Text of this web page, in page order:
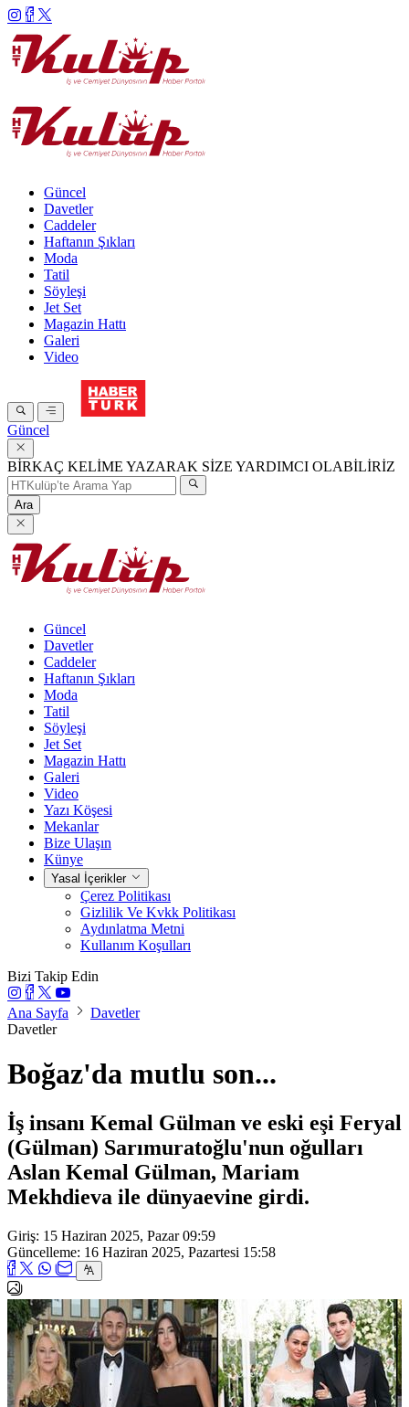
Güncel
Davetler
Caddeler
Haftanın Şıkları
Moda
Tatil
Söyleşi
Jet Set
Magazin Hattı
Galeri
Video
Güncel
BİRKAÇ KELİME YAZARAK SİZE YARDIMCI OLABİLİRİZ
Ara
Güncel
Davetler
Caddeler
Haftanın Şıkları
Moda
Tatil
Söyleşi
Jet Set
Magazin Hattı
Galeri
Video
Yazı Köşesi
Mekanlar
Bize Ulaşın
Künye
Yasal İçerikler
Çerez Politikası
Gizlilik Ve Kvkk Politikası
Aydınlatma Metni
Kullanım Koşulları
Bizi Takip Edin
Ana Sayfa
Davetler
Davetler
Boğaz'da mutlu son...
İş insanı Kemal Gülman ve eski eşi Feryal
(Gülman) Sarımuratoğlu'nun oğulları
Aslan Kemal Gülman, Mariam
Mekhdieva ile dünyaevine girdi.
Giriş: 15 Haziran 2025, Pazar 09:59
Güncelleme: 16 Haziran 2025, Pazartesi 15:58